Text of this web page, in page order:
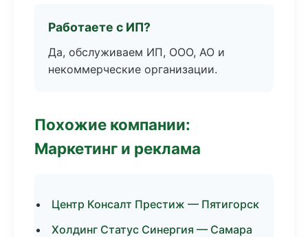
Работаете с ИП?
Да, обслуживаем ИП, ООО, АО и
некоммерческие организации.
Похожие компании:
Маркетинг и реклама
Центр Консалт Престиж — Пятигорск
Холдинг Статус Синергия — Самара